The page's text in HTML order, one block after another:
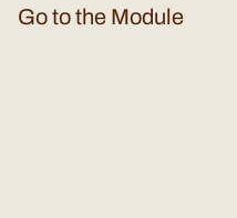
Go to the Module